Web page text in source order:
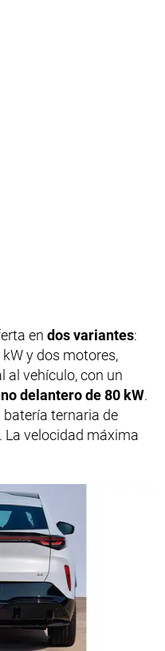
en dos variantes:
y dos motores,
al vehículo, con un
delantero de 80 kW.
ternaria de
La velocidad máxima